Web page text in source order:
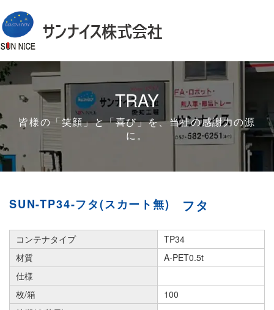
TRAY
皆様の「笑顔」と「喜び」を、当社の感謝力の源
に。
SUN-TP34-フタ(スカート無) フタ
コンテナタイプ
TP34
材質
A-PET0.5t
仕様
枚/箱
100